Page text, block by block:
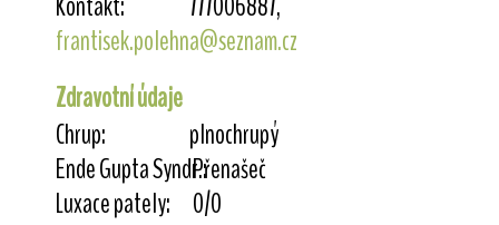
frantisek.polehna@seznam.cz
Zdravotní údaje
Chrup:
plnochrupý
Ende Gupta Syndr.:Přenašeč
Luxace pately:
0/0